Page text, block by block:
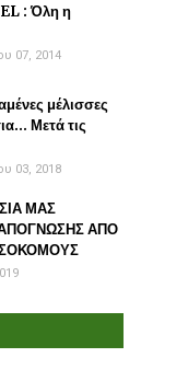
: Όλη η
07, 2014
μέλισσες
Μετά τις
03, 2018
ΜΑΣ
ΑΠΟ